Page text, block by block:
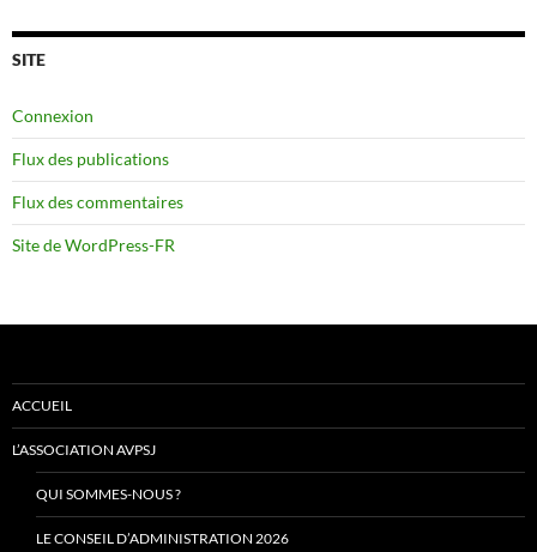
SITE
Connexion
Flux des publications
Flux des commentaires
Site de WordPress-FR
ACCUEIL
L’ASSOCIATION AVPSJ
QUI SOMMES-NOUS ?
LE CONSEIL D’ADMINISTRATION 2026